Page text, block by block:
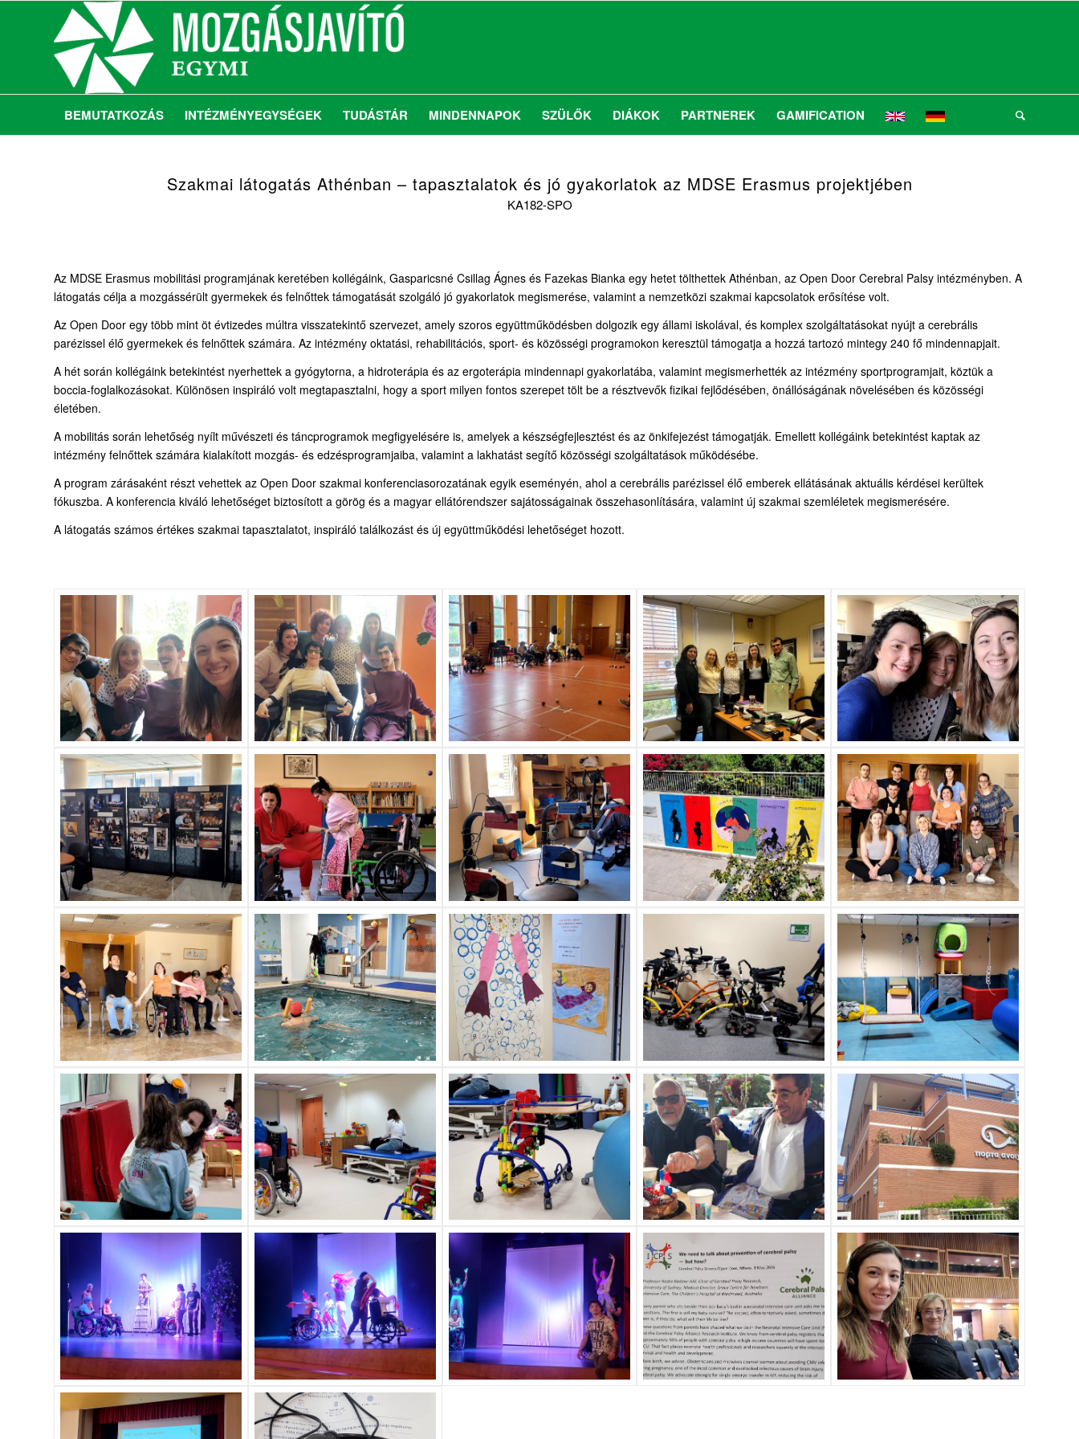
BEMUTATKOZÁS INTÉZMÉNYEGYSÉGEK TUDÁSTÁR MINDENNAPOK SZÜLŐK DIÁKOK PARTNEREK GAMIFICATION
Szakmai látogatás Athénban – tapasztalatok és jó gyakorlatok az MDSE Erasmus projektjében
KA182-SPO
Az MDSE Erasmus mobilitási programjának keretében kollégáink, Gasparicsné Csillag Ágnes és Fazekas Bianka egy hetet tölthettek Athénban, az Open Door Cerebral Palsy intézményben. A
látogatás célja a mozgássérült gyermekek és felnőttek támogatását szolgáló jó gyakorlatok megismerése, valamint a nemzetközi szakmai kapcsolatok erősítése volt.
Az Open Door egy több mint öt évtizedes múltra visszatekintő szervezet, amely szoros együttműködésben dolgozik egy állami iskolával, és komplex szolgáltatásokat nyújt a cerebrális
parézissel élő gyermekek és felnőttek számára. Az intézmény oktatási, rehabilitációs, sport- és közösségi programokon keresztül támogatja a hozzá tartozó mintegy 240 fő mindennapjait.
A hét során kollégáink betekintést nyerhettek a gyógytorna, a hidroterápia és az ergoterápia mindennapi gyakorlatába, valamint megismerhették az intézmény sportprogramjait, köztük a
boccia-foglalkozásokat. Különösen inspiráló volt megtapasztalni, hogy a sport milyen fontos szerepet tölt be a résztvevők fizikai fejlődésében, önállóságának növelésében és közösségi
életében.
A mobilitás során lehetőség nyílt művészeti és táncprogramok megfigyelésére is, amelyek a készségfejlesztést és az önkifejezést támogatják. Emellett kollégáink betekintést kaptak az
intézmény felnőttek számára kialakított mozgás- és edzésprogramjaiba, valamint a lakhatást segítő közösségi szolgáltatások működésébe.
A program zárásaként részt vehettek az Open Door szakmai konferenciasorozatának egyik eseményén, ahol a cerebrális parézissel élő emberek ellátásának aktuális kérdései kerültek
fókuszba. A konferencia kiváló lehetőséget biztosított a görög és a magyar ellátórendszer sajátosságainak összehasonlítására, valamint új szakmai szemléletek megismerésére.
A látogatás számos értékes szakmai tapasztalatot, inspiráló találkozást és új együttműködési lehetőséget hozott.